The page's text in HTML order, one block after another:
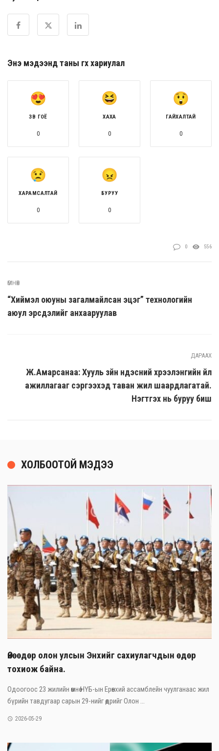
Энэ мэдээнд таны өгөх хариулал
ЗӨВ ГОЁ
0
ХАХА
0
ГАЙХАЛТАЙ
0
ХАРАМСАЛТАЙ
0
БУРУУ
0
0 556
ӨМНӨХ
“Хиймэл оюуны загалмайлсан эцэг” технологийн
аюул эрсдэлийг анхааруулав
ДАРААХ
Ж.Амарсанаа: Хууль зүйн үндэсний хүрээлэнгийн үйл
ажиллагааг сэргээхэд таван жил шаардлагатай.
Нэгтгэх нь буруу биш
ХОЛБООТОЙ МЭДЭЭ
Өнөөдөр олон улсын Энхийг сахиулагчдын өдөр
тохиож байна.
Одоогоос 23 жилийн өмнө НҮБ-ын Ерөнхий ассамблейн чуулганаас жил
бүрийн тавдугаар сарын 29-нийг өдрийг Олон ...
2026-05-29